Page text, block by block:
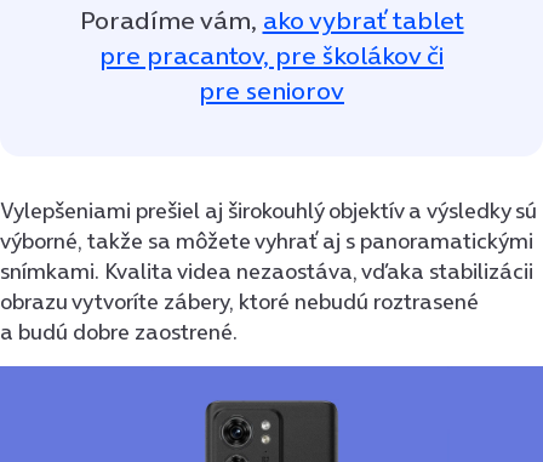
Poradíme vám, ako vybrať tablet
pre pracantov, pre školákov či
pre seniorov
Vylepšeniami prešiel aj širokouhlý objektív a výsledky sú
výborné, takže sa môžete vyhrať aj s panoramatickými
snímkami. Kvalita videa nezaostáva, vďaka stabilizácii
obrazu vytvoríte zábery, ktoré nebudú roztrasené
a budú dobre zaostrené.